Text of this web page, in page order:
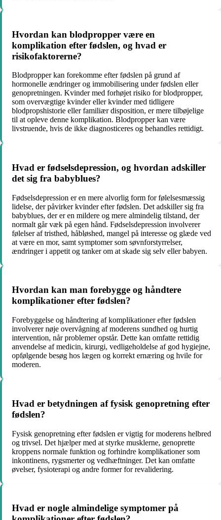
Hvordan kan blodpropper være en
komplikation efter fødslen, og hvad er
risikofaktorerne?
Blodpropper kan forekomme efter fødslen på grund af
hormonelle ændringer og immobilisering under fødslen eller
genopretningen. Kvinder med forhøjet risiko for blodpropper,
som overvægtige kvinder eller kvinder med tidligere
blodpropshistorie eller familiær disposition, er mere tilbøjelige
til at opleve denne komplikation. Blodpropper kan være
livstruende, hvis de ikke diagnosticeres og behandles rettidigt.
Hvad er fødselsdepression, og hvordan adskiller
det sig fra babyblues?
Fødselsdepression er en mere alvorlig form for følelsesmæssig
lidelse, der påvirker kvinder efter fødslen. Det adskiller sig fra
babyblues, der er en mildere og mere almindelig tilstand, der
normalt går væk på egen hånd. Fødselsdepression involverer
følelser af tristhed, håbløshed, mangel på interesse og glæde ved
at være en mor, samt symptomer som søvnforstyrrelser,
ændringer i appetit og tanker om at skade sig selv eller babyen.
Hvordan kan man forebygge og håndtere
komplikationer efter fødslen?
Forebyggelse og håndtering af komplikationer efter fødslen
involverer nøje overvågning af moderens sundhed og hurtig
intervention, når problemer opstår. Dette kan omfatte rettidig
anvendelse af medicin, kirurgi, vedligeholdelse af god hygiejne,
opfølgende besøg hos lægen og korrekt ernæring og hvile for
moderen.
Hvad er betydningen af ​​fysisk genopretning efter
fødslen?
Fysisk genopretning efter fødslen er vigtig for moderens helbred
og trivsel. Det hjælper med at styrke musklerne, genoprette
kroppens normale funktion og forhindre komplikationer som
inkontinens, rygsmerter og vedhæftninger. Det kan omfatte
øvelser, fysioterapi og andre former for revalidering.
Hvad er nogle almindelige symptomer på